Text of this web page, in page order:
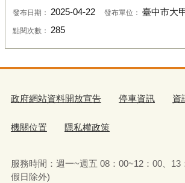
發布日期： 2025-04-22 發布單位： 臺中市大
點閱次數： 285
政府網站資料開放宣告 停車資訊 資
機關位置 隱私權政策
服務時間：週一~週五 08：00~12：00、13
假日除外)